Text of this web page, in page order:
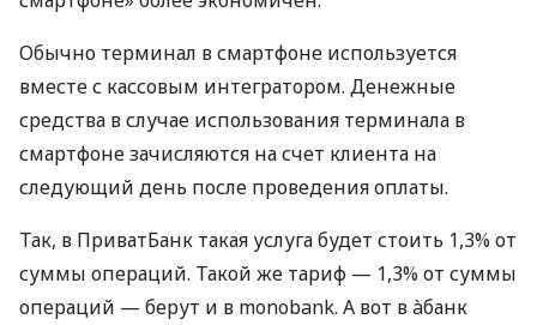
Обычно терминал в смартфоне используется
вместе с кассовым интегратором. Денежные
средства в случае использования терминала в
смартфоне зачисляются на счет клиента на
следующий день после проведения оплаты.
Так, в ПриватБанк такая услуга будет стоить 1,3% от
суммы операций. Такой же тариф — 1,3% от суммы
операций — берут и в monobank. А вот в àбанк